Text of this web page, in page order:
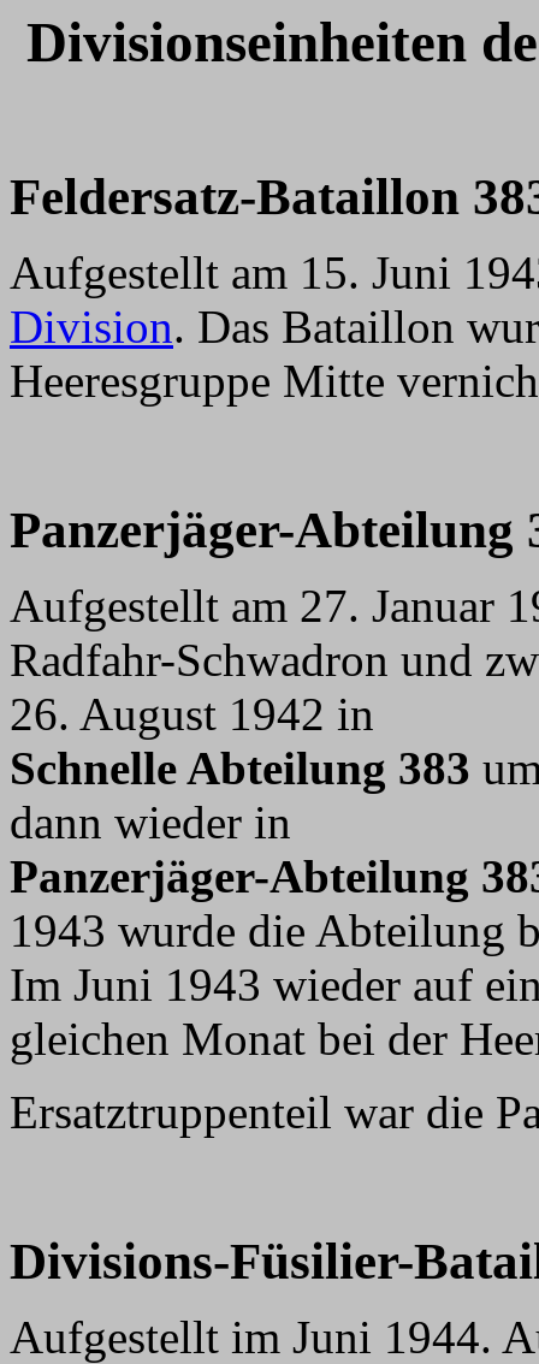
Divisionseinheiten
Feldersatz-Bataillon
Aufgestellt am 15. Juni
Division. Das Bataillon
Heeresgruppe Mitte
Panzerjäger-Abteilung
Aufgestellt am 27. Januar
Radfahr-Schwadron und
26. August 1942 in
Schnelle Abteilung 383
dann wieder in
Panzerjäger-Abteilung
1943 wurde die Abteilung
Im Juni 1943 wieder auf
gleichen Monat bei der
Ersatztruppenteil war die
Divisions-Füsilier-
Aufgestellt im Juni 1944.